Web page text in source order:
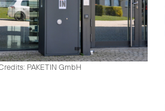
PAKETIN GmbH